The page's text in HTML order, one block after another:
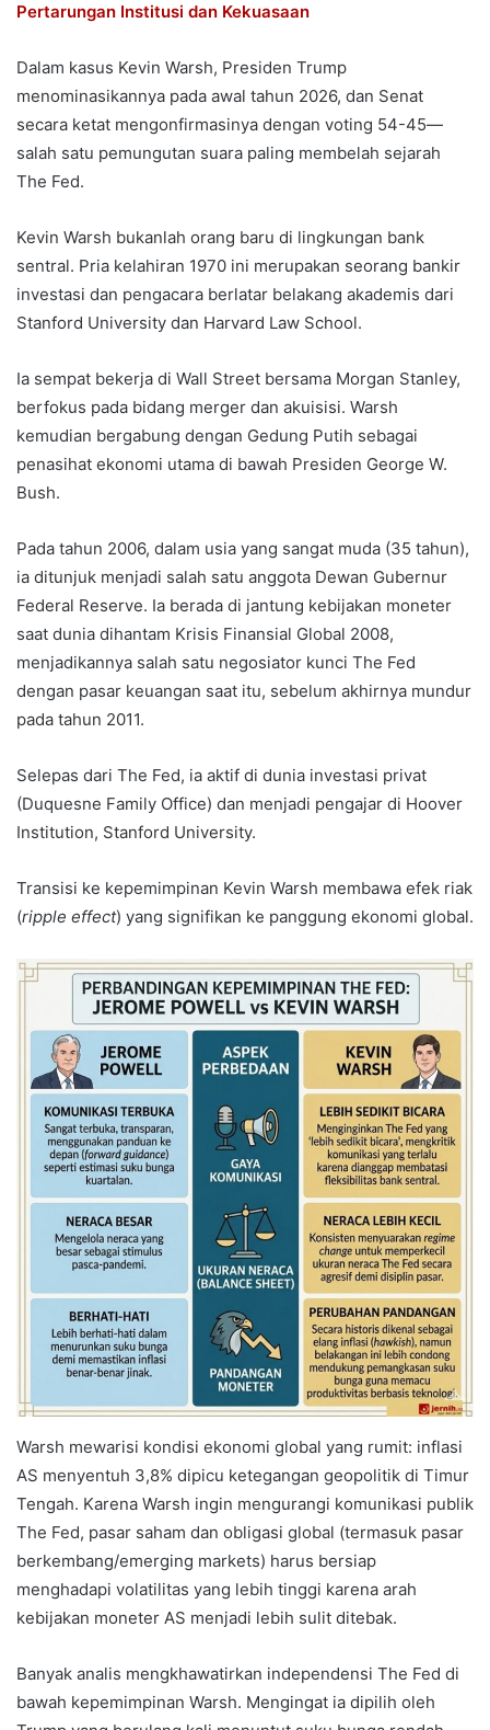
Pertarungan Institusi dan Kekuasaan
Dalam kasus Kevin Warsh, Presiden Trump
menominasikannya pada awal tahun 2026, dan Senat
secara ketat mengonfirmasinya dengan voting 54-45—
salah satu pemungutan suara paling membelah sejarah
The Fed.
Kevin Warsh bukanlah orang baru di lingkungan bank
sentral. Pria kelahiran 1970 ini merupakan seorang bankir
investasi dan pengacara berlatar belakang akademis dari
Stanford University dan Harvard Law School.
Ia sempat bekerja di Wall Street bersama Morgan Stanley,
berfokus pada bidang merger dan akuisisi. Warsh
kemudian bergabung dengan Gedung Putih sebagai
penasihat ekonomi utama di bawah Presiden George W.
Bush.
Pada tahun 2006, dalam usia yang sangat muda (35 tahun),
ia ditunjuk menjadi salah satu anggota Dewan Gubernur
Federal Reserve. Ia berada di jantung kebijakan moneter
saat dunia dihantam Krisis Finansial Global 2008,
menjadikannya salah satu negosiator kunci The Fed
dengan pasar keuangan saat itu, sebelum akhirnya mundur
pada tahun 2011.
Selepas dari The Fed, ia aktif di dunia investasi privat
(Duquesne Family Office) dan menjadi pengajar di Hoover
Institution, Stanford University.
Transisi ke kepemimpinan Kevin Warsh membawa efek riak
(ripple effect) yang signifikan ke panggung ekonomi global.
Warsh mewarisi kondisi ekonomi global yang rumit: inflasi
AS menyentuh 3,8% dipicu ketegangan geopolitik di Timur
Tengah. Karena Warsh ingin mengurangi komunikasi publik
The Fed, pasar saham dan obligasi global (termasuk pasar
berkembang/emerging markets) harus bersiap
menghadapi volatilitas yang lebih tinggi karena arah
kebijakan moneter AS menjadi lebih sulit ditebak.
Banyak analis mengkhawatirkan independensi The Fed di
bawah kepemimpinan Warsh. Mengingat ia dipilih oleh